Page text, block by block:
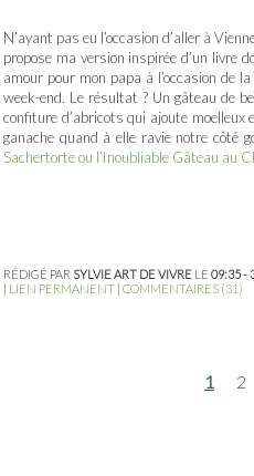
N’ayant pas eu l’occasion d’aller à
propose ma version inspirée d’un livre
amour pour mon papa à l’occasion de
week-end. Le résultat ? Un gâteau de
confiture d’abricots qui ajoute
ganache quand à elle ravie notre côté
Sachertorte ou l’Inoubliable Gâteau au
RÉDIGÉ PAR SYLVIE ART DE VIVRE LE 09:35 -
LIEN PERMANENT COMMENTAIRES (31)
1 2